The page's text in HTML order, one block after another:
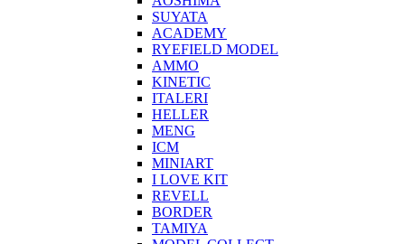
SUYATA
ACADEMY
RYEFIELD MODEL
AMMO
KINETIC
ITALERI
HELLER
MENG
ICM
MINIART
I LOVE KIT
REVELL
BORDER
TAMIYA